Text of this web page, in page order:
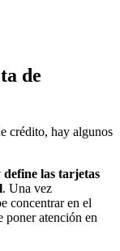
de
crédito, hay algunos
las tarjetas
. Una vez
concentrar en el
poner atención en